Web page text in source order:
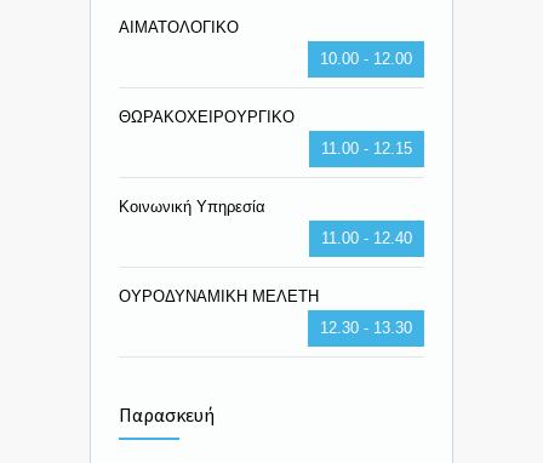
ΑΙΜΑΤΟΛΟΓΙΚΟ
10.00 - 12.00
ΘΩΡΑΚΟΧΕΙΡΟΥΡΓΙΚΟ
11.00 - 12.15
Κοινωνική Υπηρεσία
11.00 - 12.40
ΟΥΡΟΔΥΝΑΜΙΚΗ ΜΕΛΕΤΗ
12.30 - 13.30
Παρασκευή